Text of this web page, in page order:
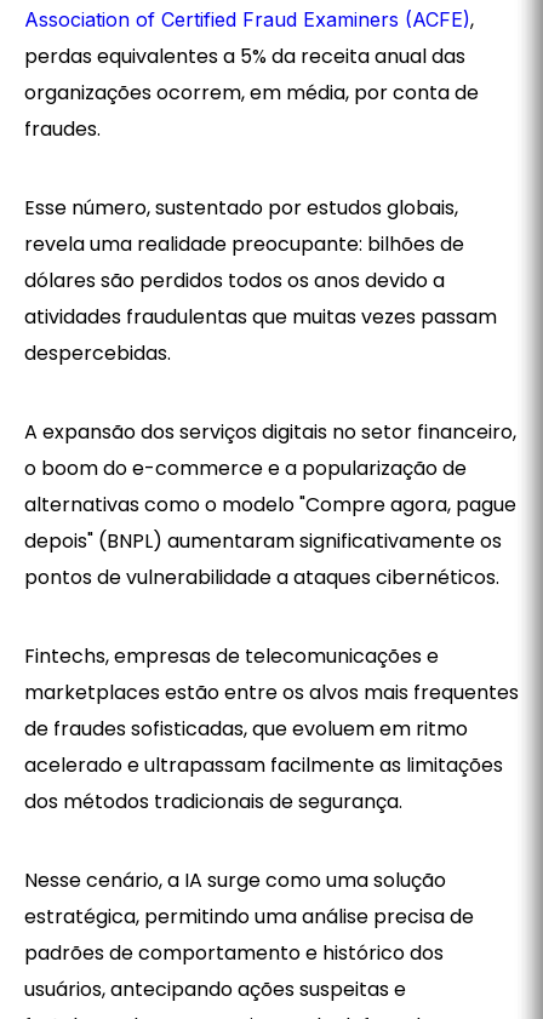
Association of Certified Fraud Examiners (ACFE),
perdas equivalentes a 5% da receita anual das
organizações ocorrem, em média, por conta de
fraudes.
Esse número, sustentado por estudos globais,
revela uma realidade preocupante: bilhões de
dólares são perdidos todos os anos devido a
atividades fraudulentas que muitas vezes passam
despercebidas.
A expansão dos serviços digitais no setor financeiro,
o boom do e-commerce e a popularização de
alternativas como o modelo "Compre agora, pague
depois" (BNPL) aumentaram significativamente os
pontos de vulnerabilidade a ataques cibernéticos.
Fintechs, empresas de telecomunicações e
marketplaces estão entre os alvos mais frequentes
de fraudes sofisticadas, que evoluem em ritmo
acelerado e ultrapassam facilmente as limitações
dos métodos tradicionais de segurança.
Nesse cenário, a IA surge como uma solução
estratégica, permitindo uma análise precisa de
padrões de comportamento e histórico dos
usuários, antecipando ações suspeitas e